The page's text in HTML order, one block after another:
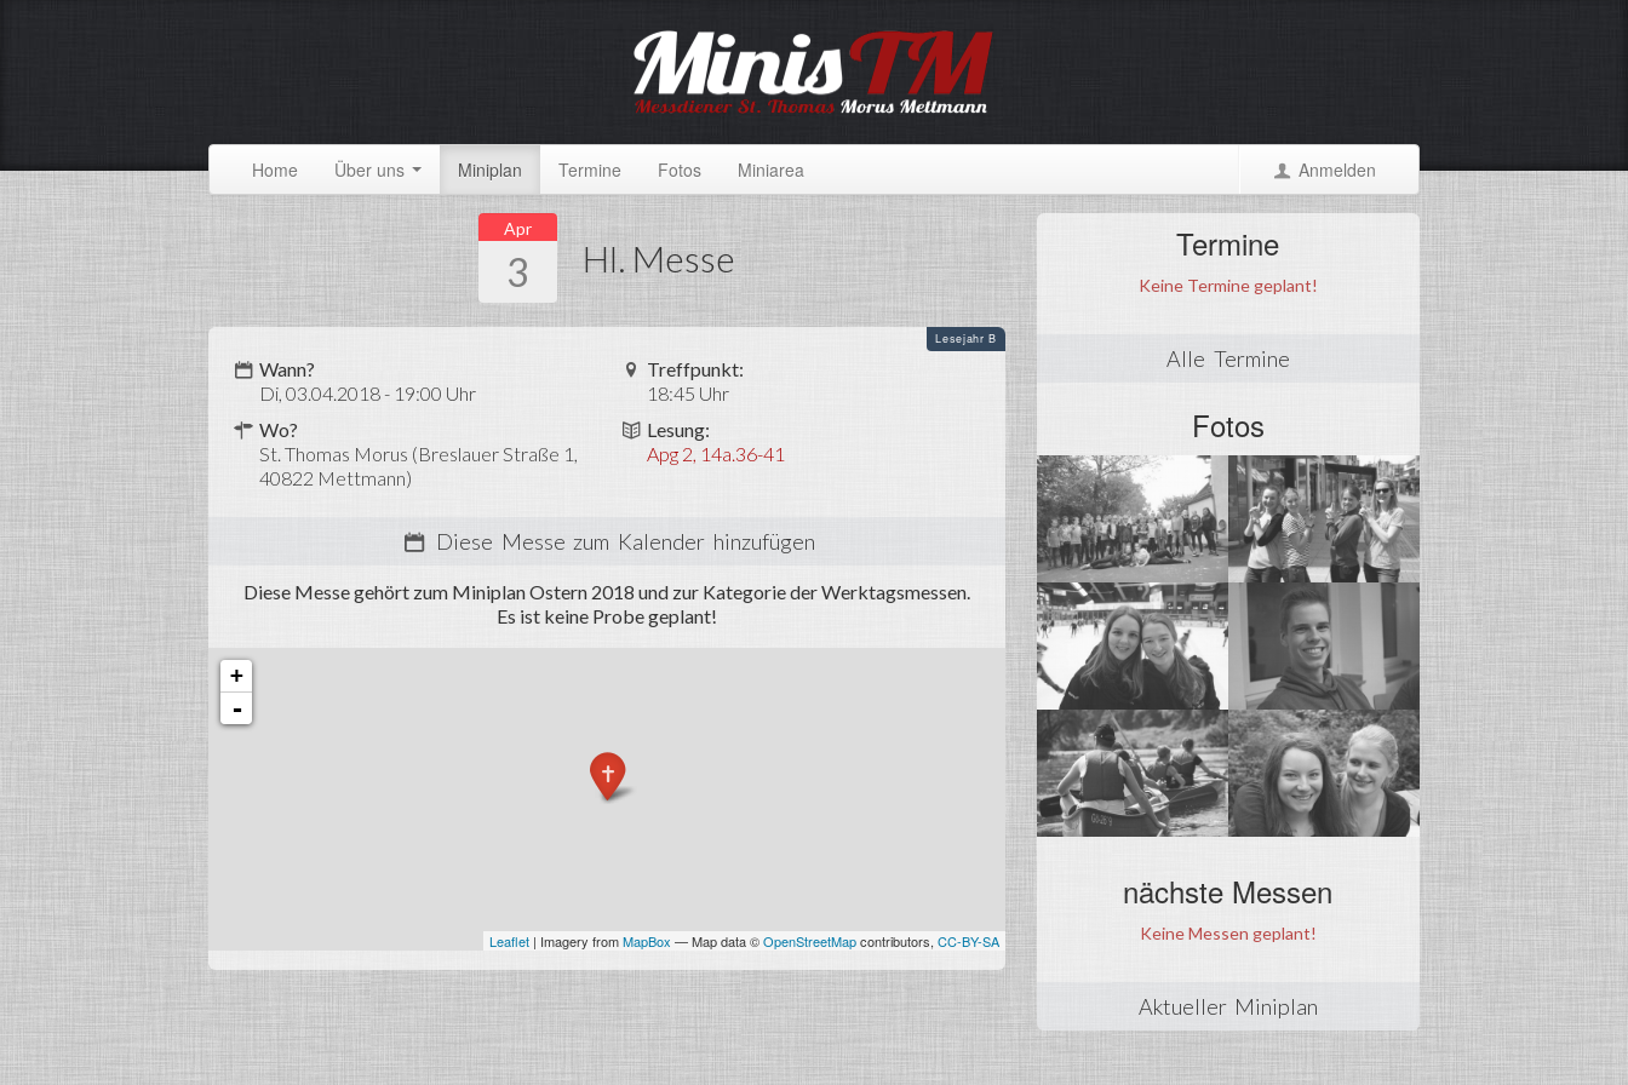
Home Über uns Miniplan Termine Fotos Miniarea Anmelden
Apr
3 Hl. Messe
Lesejahr B
Wann?
Di, 03.04.2018 - 19:00 Uhr
Wo?
St. Thomas Morus (Breslauer Straße 1,
40822 Mettmann)
Treffpunkt:
18:45 Uhr
Lesung:
Apg 2, 14a.36-41
Diese Messe zum Kalender hinzufügen
Diese Messe gehört zum Miniplan Ostern 2018 und zur Kategorie der Werktagsmessen.
Es ist keine Probe geplant!
+
-
Leaflet | Imagery fromMapBox — Map data ©OpenStreetMapcontributors,CC-BY-SA
Termine
Keine Termine geplant!
Alle Termine
Fotos
nächste Messen
Keine Messen geplant!
Aktueller Miniplan